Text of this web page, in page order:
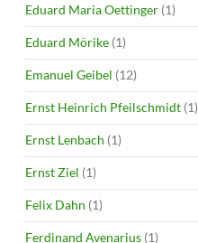
Eduard Maria Oettinger (1)
Eduard Mörike (1)
Emanuel Geibel (12)
Ernst Heinrich Pfeilschmidt (1)
Ernst Lenbach (1)
Ernst Ziel (1)
Felix Dahn (1)
Ferdinand Avenarius (1)